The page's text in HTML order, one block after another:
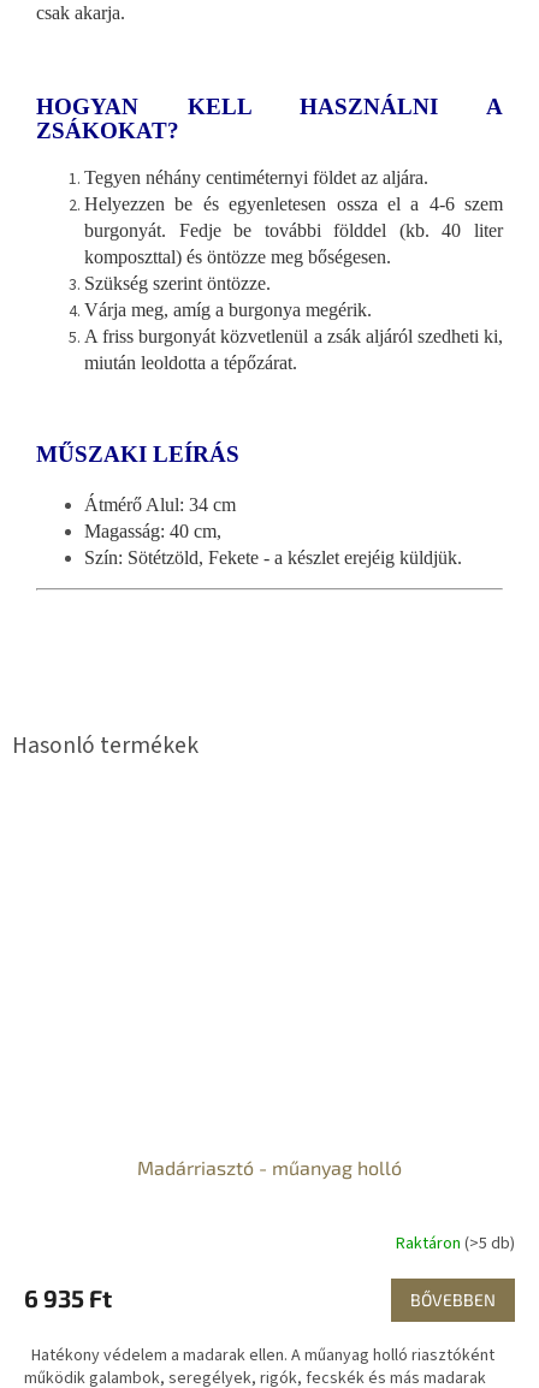
csak akarja.
HOGYAN KELL HASZNÁLNI A
ZSÁKOKAT?
Tegyen néhány centiméternyi földet az aljára.
Helyezzen be és egyenletesen ossza el a 4-6 szem
burgonyát. Fedje be további földdel (kb. 40 liter
komposzttal) és öntözze meg bőségesen.
Szükség szerint öntözze.
Várja meg, amíg a burgonya megérik.
A friss burgonyát közvetlenül a zsák aljáról szedheti ki,
miután leoldotta a tépőzárat.
MŰSZAKI LEÍRÁS
Átmérő Alul: 34 cm
Magasság: 40 cm,
Szín: Sötétzöld, Fekete - a készlet erejéig küldjük.
Madárriasztó - műanyag holló
Raktáron (>5 db)
6 935 Ft BŐVEBBEN
Hatékony védelem a madarak ellen. A műanyag holló riasztóként
működik galambok, seregélyek, rigók, fecskék és más madarak